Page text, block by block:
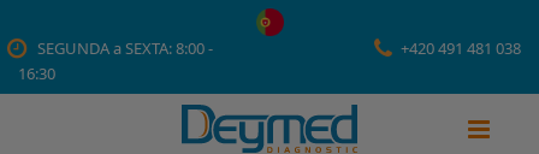
SEGUNDA a SEXTA: 8:00 -
16:30
+420 491 481 038